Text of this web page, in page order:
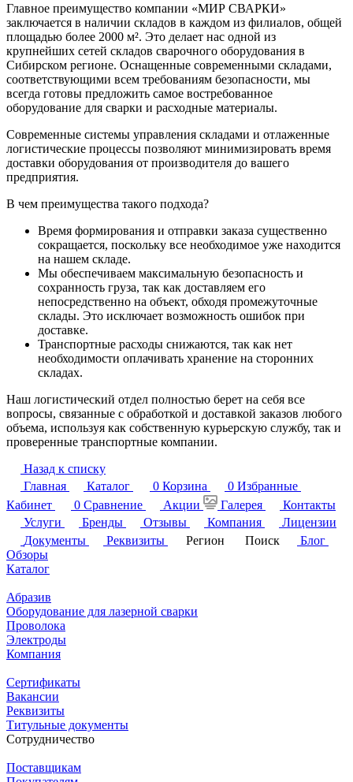
Главное преимущество компании «МИР СВАРКИ»
заключается в наличии складов в каждом из филиалов, общей
площадью более 2000 м². Это делает нас одной из
крупнейших сетей складов сварочного оборудования в
Сибирском регионе. Оснащенные современными складами,
соответствующими всем требованиям безопасности, мы
всегда готовы предложить самое востребованное
оборудование для сварки и расходные материалы.
Современные системы управления складами и отлаженные
логистические процессы позволяют минимизировать время
доставки оборудования от производителя до вашего
предприятия.
В чем преимущества такого подхода?
Время формирования и отправки заказа существенно
сокращается, поскольку все необходимое уже находится
на нашем складе.
Мы обеспечиваем максимальную безопасность и
сохранность груза, так как доставляем его
непосредственно на объект, обходя промежуточные
склады. Это исключает возможность ошибок при
доставке.
Транспортные расходы снижаются, так как нет
необходимости оплачивать хранение на сторонних
складах.
Наш логистический отдел полностью берет на себя все
вопросы, связанные с обработкой и доставкой заказов любого
объема, используя как собственную курьерскую службу, так и
проверенные транспортные компании.
Назад к списку
Главная
Каталог 0 Корзина 0 Избранные
Кабинет
0 Сравнение Акции Галерея
Контакты
Услуги
Бренды Отзывы Компания
Лицензии
Документы
Реквизиты Регион Поиск
Блог
Обзоры
Каталог
Абразив
Оборудование для лазерной сварки
Проволока
Электроды
Компания
Сертификаты
Вакансии
Реквизиты
Титульные документы
Сотрудничество
Поставщикам